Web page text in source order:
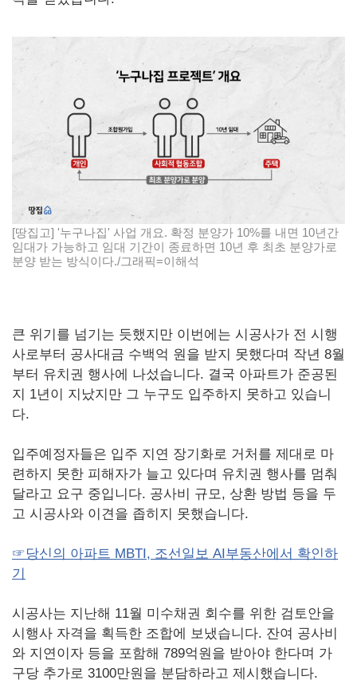
[땅집고] '누구나집' 사업 개요. 확정 분양가 10%를 내면 10년간
임대가 가능하고 임대 기간이 종료하면 10년 후 최초 분양가로
분양 받는 방식이다./그래픽=이해석
큰 위기를 넘기는 듯했지만 이번에는 시공사가 전 시행
사로부터 공사대금 수백억 원을 받지 못했다며 작년 8월
부터 유치권 행사에 나섰습니다. 결국 아파트가 준공된
지 1년이 지났지만 그 누구도 입주하지 못하고 있습니
다.
입주예정자들은 입주 지연 장기화로 거처를 제대로 마
련하지 못한 피해자가 늘고 있다며 유치권 행사를 멈춰
달라고 요구 중입니다. 공사비 규모, 상환 방법 등을 두
고 시공사와 이견을 좁히지 못했습니다.
☞당신의 아파트 MBTI, 조선일보 AI부동산에서 확인하
기
시공사는 지난해 11월 미수채권 회수를 위한 검토안을
시행사 자격을 획득한 조합에 보냈습니다. 잔여 공사비
와 지연이자 등을 포함해 789억원을 받아야 한다며 가
구당 추가로 3100만원을 분담하라고 제시했습니다.